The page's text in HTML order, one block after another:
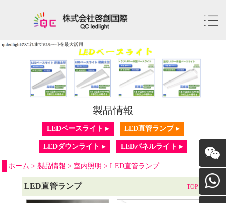
製品情報
LEDベースライト ▸ LED直管ランプ ▸
LEDダウンライト ▸ LEDパネルライト ▸
ホーム >製品情報 >室内照明 >LED直管ランプ
LED直管ランプ TOP
Wechat